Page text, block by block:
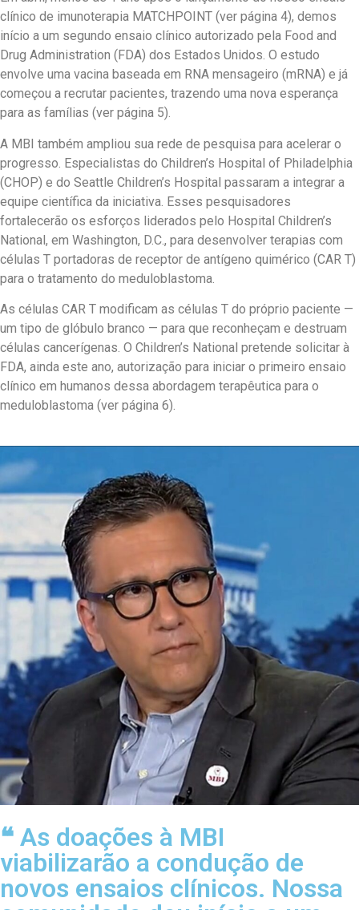
clínico de imunoterapia MATCHPOINT (ver página 4), demos
início a um segundo ensaio clínico autorizado pela Food and
Drug Administration (FDA) dos Estados Unidos. O estudo
envolve uma vacina baseada em RNA mensageiro (mRNA) e já
começou a recrutar pacientes, trazendo uma nova esperança
para as famílias (ver página 5).
A MBI também ampliou sua rede de pesquisa para acelerar o
progresso. Especialistas do Children’s Hospital of Philadelphia
(CHOP) e do Seattle Children’s Hospital passaram a integrar a
equipe científica da iniciativa. Esses pesquisadores
fortalecerão os esforços liderados pelo Hospital Children’s
National, em Washington, D.C., para desenvolver terapias com
células T portadoras de receptor de antígeno quimérico (CAR T)
para o tratamento do meduloblastoma.
As células CAR T modificam as células T do próprio paciente —
um tipo de glóbulo branco — para que reconheçam e destruam
células cancerígenas. O Children’s National pretende solicitar à
FDA, ainda este ano, autorização para iniciar o primeiro ensaio
clínico em humanos dessa abordagem terapêutica para o
meduloblastoma (ver página 6).
❝ As doações à MBI
viabilizarão a condução de
novos ensaios clínicos. Nossa